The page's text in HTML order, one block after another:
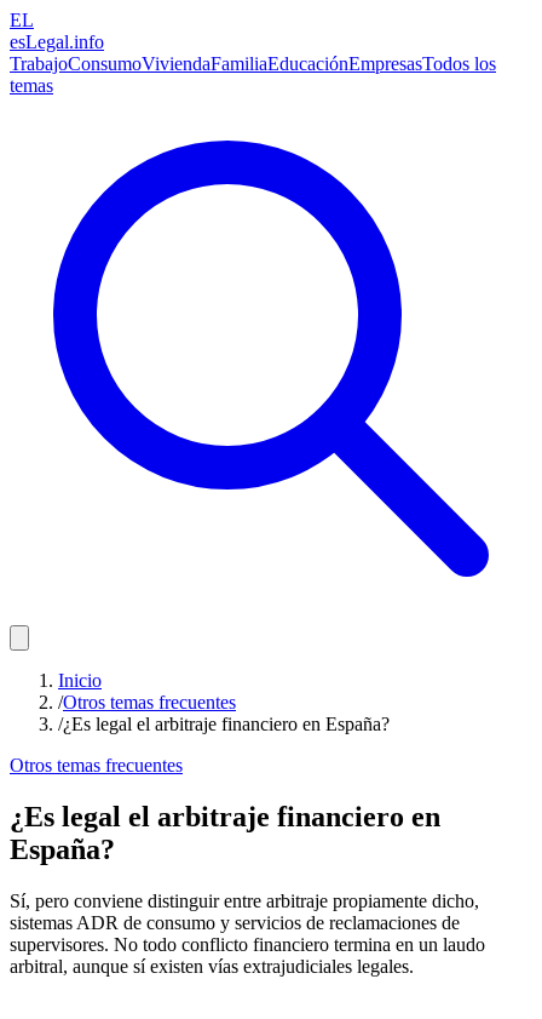
EL
esLegal.info
TrabajoConsumoViviendaFamiliaEducaciónEmpresasTodos los
temas
Inicio
/Otros temas frecuentes
/¿Es legal el arbitraje financiero en España?
Otros temas frecuentes
¿Es legal el arbitraje financiero en
España?
Sí, pero conviene distinguir entre arbitraje propiamente dicho,
sistemas ADR de consumo y servicios de reclamaciones de
supervisores. No todo conflicto financiero termina en un laudo
arbitral, aunque sí existen vías extrajudiciales legales.